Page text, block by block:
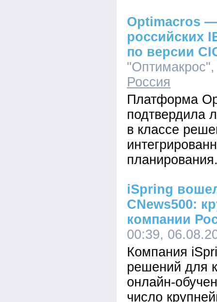
Optimacros —
российских
по версии
Россия
Платформа
подтвердила
в классе
iSpring
CNews500:
компании
00:39,
Компания
решений для
онлайн-
число